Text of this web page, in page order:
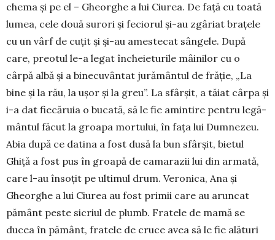
chema și pe el – Gheorghe a lui Ciurea. De față cu toată
lumea, cele două surori și feciorul și-au zgâriat brațele
cu un vârf de cuțit și și-au amestecat sângele. După
care, preotul le-a legat încheie­turile mâinilor cu o
cârpă albă și a bine­cu­vântat jură­mântul de frăție, „La
bine și la rău, la ușor și la greu”. La sfârșit, a tăiat cârpa și
i-a dat fie­căruia o bucată, să le fie amintire pentru legă­
mântul făcut la groa­pa mortului, în fața lui Dum­nezeu.
Abia după ce datina a fost dusă la bun sfârșit, bietul
Ghiță a fost pus în groapă de camarazii lui din ar­mată,
care l-au însoțit pe ultimul drum. Vero­nica, Ana și
Gheorghe a lui Ciu­rea au fost primii care au aruncat
pământ peste sicriul de plumb. Fratele de mamă se
ducea în pă­mânt, fratele de cruce avea să le fie alături